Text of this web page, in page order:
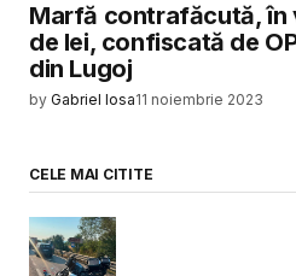
Marfă contrafăcută, în
de lei, confiscată de
din Lugoj
by Gabriel Iosa11 noiembrie 2023
CELE MAI CITITE